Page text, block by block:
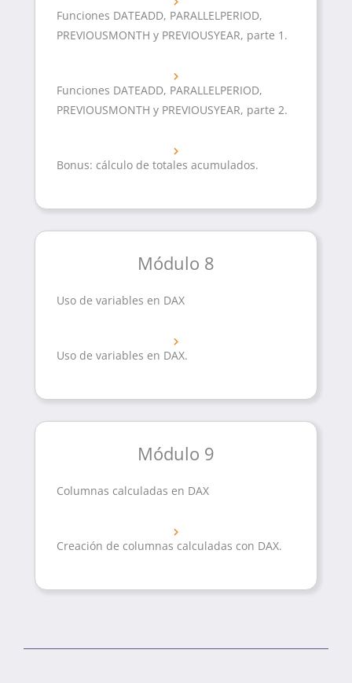
Funciones DATEADD, PARALLELPERIOD,
PREVIOUSMONTH y PREVIOUSYEAR, parte 1.
Funciones DATEADD, PARALLELPERIOD,
PREVIOUSMONTH y PREVIOUSYEAR, parte 2.
Bonus: cálculo de totales acumulados.
Módulo 8
Uso de variables en DAX
Uso de variables en DAX.
Módulo 9
Columnas calculadas en DAX
Creación de columnas calculadas con DAX.